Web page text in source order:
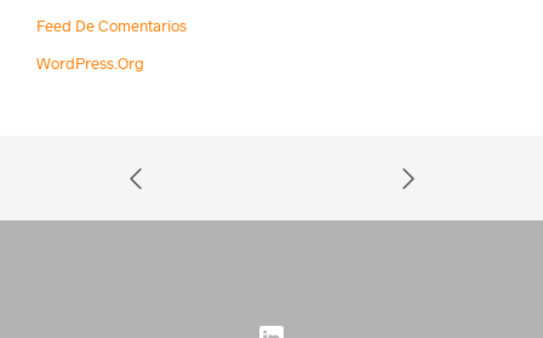
Feed De Comentarios
WordPress.org